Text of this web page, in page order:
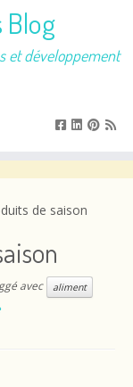
Blog
et développement
de saison
avec
aliment